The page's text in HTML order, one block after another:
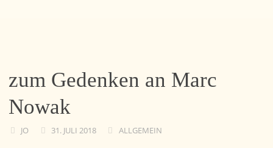
zum Gedenken an Marc
Nowak
JO 31. JULI 2018 ALLGEMEIN